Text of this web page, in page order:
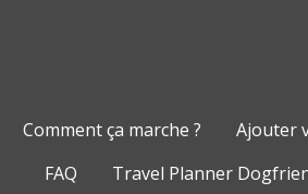
Comment ça marche ?
Ajouter
FAQ
Travel Planner